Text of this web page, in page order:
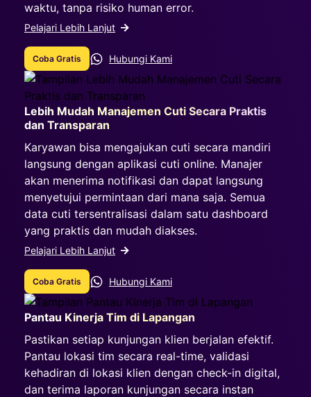
waktu, tanpa risiko human error.
Pelajari Lebih Lanjut
Coba Gratis Hubungi Kami
Lebih Mudah Manajemen Cuti Secara Praktis
dan Transparan
Karyawan bisa mengajukan cuti secara mandiri
langsung dengan aplikasi cuti online. Manajer
akan menerima notifikasi dan dapat langsung
menyetujui permintaan dari mana saja. Semua
data cuti tersentralisasi dalam satu dashboard
yang praktis dan mudah diakses.
Pelajari Lebih Lanjut
Coba Gratis Hubungi Kami
Pantau Kinerja Tim di Lapangan
Pastikan setiap kunjungan klien berjalan efektif.
Pantau lokasi tim secara real-time, validasi
kehadiran di lokasi klien dengan check-in digital,
dan terima laporan kunjungan secara instan